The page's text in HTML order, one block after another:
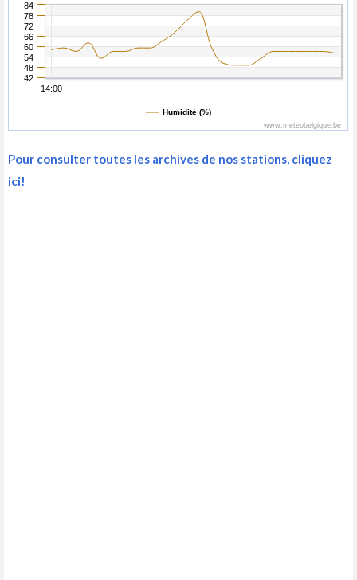
Humidité (%)
14:00
42
48
54
60
66
72
78
84
www.meteobelgique.be
Pour consulter toutes les archives de nos stations, cliquez
ici!